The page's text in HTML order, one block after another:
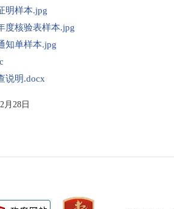
明样本.jpg
度核验表样本.jpg
知单样本.jpg
说明.docx
月28日